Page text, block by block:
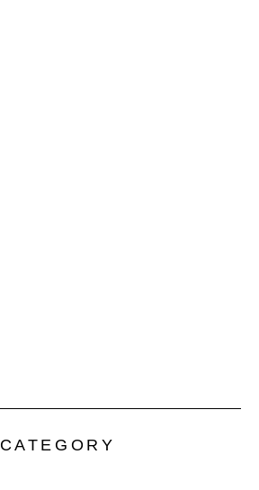
CATEGORY